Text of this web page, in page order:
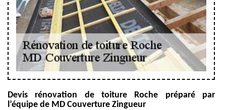
Devis rénovation de toiture Roche préparé par
l’équipe de MD Couverture Zingueur